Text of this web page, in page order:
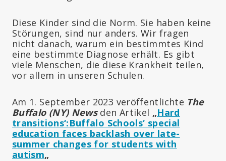
Diese Kinder sind die Norm. Sie haben keine
Störungen, sind nur anders. Wir fragen
nicht danach, warum ein bestimmtes Kind
eine bestimmte Diagnose erhält. Es gibt
viele Menschen, die diese Krankheit teilen,
vor allem in unseren Schulen.
Am 1. September 2023 veröffentlichte The
Buffalo (NY) Newsden Artikel „Hard
transitions‘:Buffalo Schools‘ special
education faces backlash over late-
summer changes for students with
autism„